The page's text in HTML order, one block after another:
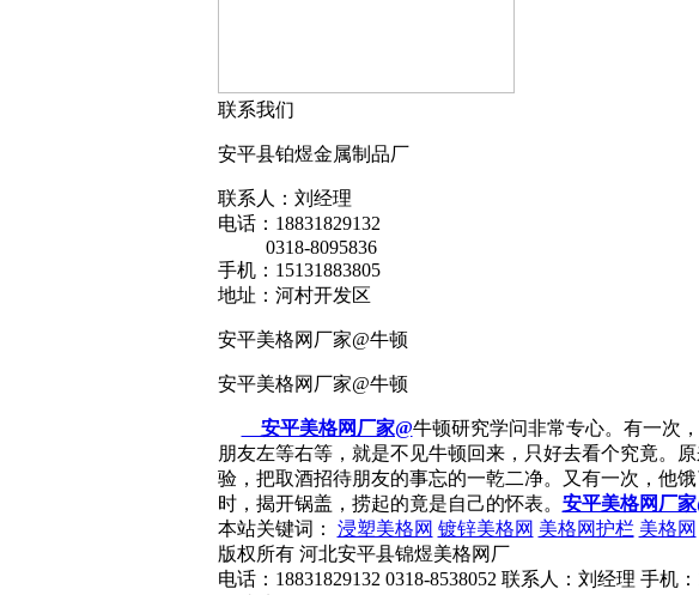
联系我们
安平县铂煜金属制品厂
联系人：刘经理
电话：18831829132
0318-8095836
手机：15131883805
地址：河村开发区
安平美格网厂家@牛顿
安平美格网厂家@牛顿
安平美格网厂家@牛顿研究学问非常专心。有一次
朋友左等右等，就是不见牛顿回来，只好去看个究竟。
验，把取酒招待朋友的事忘的一乾二净。又有一次，他
时，揭开锅盖，捞起的竟是自己的怀表。 安平美格网厂家
本站关键词： 浸塑美格网 镀锌美格网 美格网护栏 美格网
版权所有 河北安平县锦煜美格网厂
电话：18831829132 0318-8538052 联系人：刘经理 手机